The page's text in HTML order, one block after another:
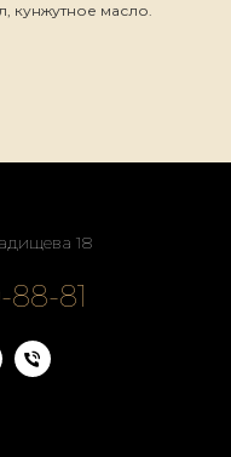
кунжутное масло.
18
88-81